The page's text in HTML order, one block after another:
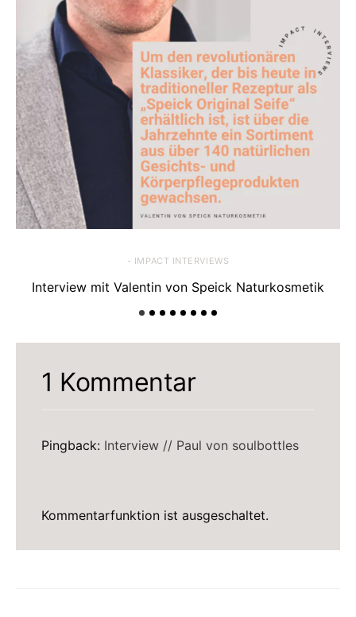
- IMPACT INTERVIEWS
Interview mit Valentin von Speick Naturkosmetik
1 Kommentar
Pingback: Interview // Paul von soulbottles
Kommentarfunktion ist ausgeschaltet.